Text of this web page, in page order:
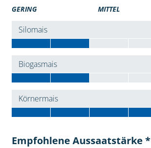
GERING MITTEL
Silomais
Biogasmais
Körnermais
Empfohlene Aussaatstärke *